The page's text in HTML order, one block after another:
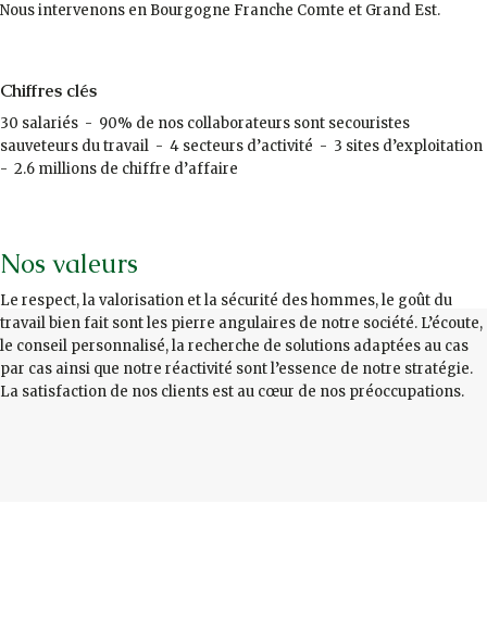
Nous intervenons en Bourgogne Franche Comte et Grand Est.
Chiffres clés
30 salariés - 90% de nos collaborateurs sont secouristes
sauveteurs du travail - 4 secteurs d’activité - 3 sites d’exploitation
- 2.6 millions de chiffre d’affaire
Nos valeurs
Le respect, la valorisation et la sécurité des hommes, le goût du
travail bien fait sont les pierre angulaires de notre société. L’écoute,
le conseil personnalisé, la recherche de solutions adaptées au cas
par cas ainsi que notre réactivité sont l’essence de notre stratégie.
La satisfaction de nos clients est au cœur de nos préoccupations.